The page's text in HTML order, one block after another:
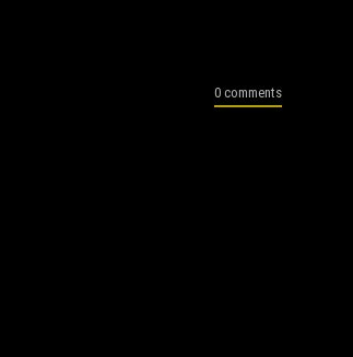
0 comments